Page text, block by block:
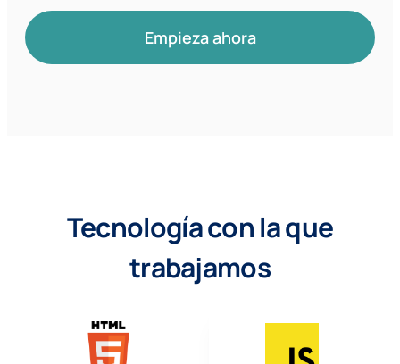
Empieza ahora
Tecnología con la que
trabajamos